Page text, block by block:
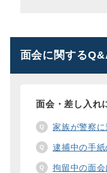
面会に関する
面会・差し入れ
家族が警察に逮捕された
逮捕中の手紙の差し入
拘留中の面会について。面